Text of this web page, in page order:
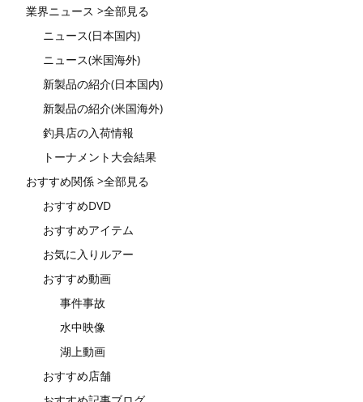
業界ニュース >全部見る
ニュース(日本国内)
ニュース(米国海外)
新製品の紹介(日本国内)
新製品の紹介(米国海外)
釣具店の入荷情報
トーナメント大会結果
おすすめ関係 >全部見る
おすすめDVD
おすすめアイテム
お気に入りルアー
おすすめ動画
事件事故
水中映像
湖上動画
おすすめ店舗